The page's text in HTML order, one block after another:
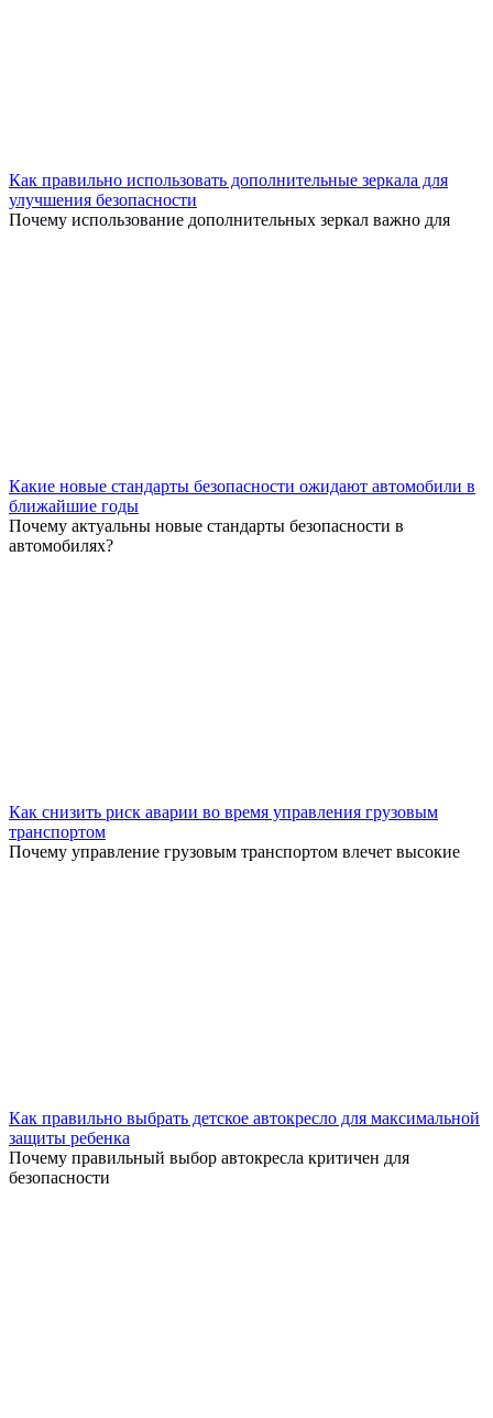
Как правильно использовать дополнительные зеркала для
улучшения безопасности
Почему использование дополнительных зеркал важно для
Какие новые стандарты безопасности ожидают автомобили в
ближайшие годы
Почему актуальны новые стандарты безопасности в
автомобилях?
Как снизить риск аварии во время управления грузовым
транспортом
Почему управление грузовым транспортом влечет высокие
Как правильно выбрать детское автокресло для максимальной
защиты ребенка
Почему правильный выбор автокресла критичен для
безопасности